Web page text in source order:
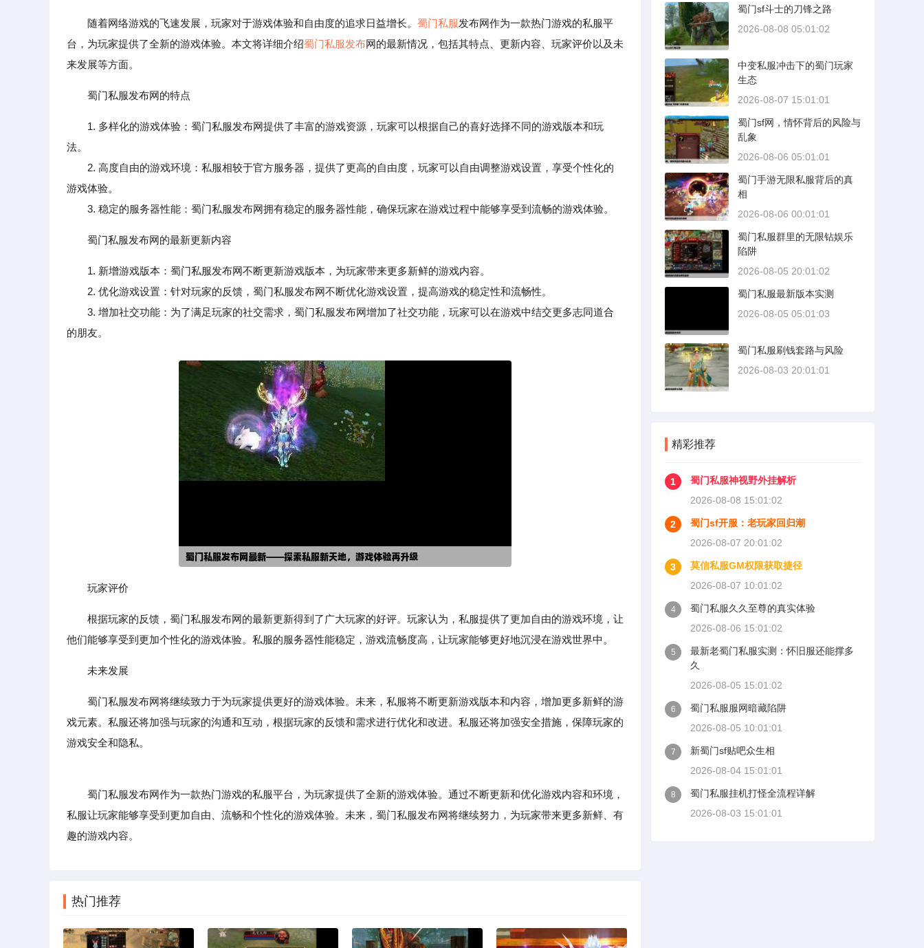
随着网络游戏的飞速发展，玩家对于游戏体验和自由度的追求日益增长。 蜀门私服发布网作为一款热门游戏的私服平
台，为玩家提供了全新的游戏体验。本文将详细介绍蜀门私服发布网的最新情况，包括其特点、更新内容、玩家评价以及未
来发展等方面。
蜀门私服发布网的特点
1. 多样化的游戏体验：蜀门私服发布网提供了丰富的游戏资源，玩家可以根据自己的喜好选择不同的游戏版本和玩
法。
2. 高度自由的游戏环境：私服相较于官方服务器，提供了更高的自由度，玩家可以自由调整游戏设置，享受个性化的
游戏体验。
3. 稳定的服务器性能：蜀门私服发布网拥有稳定的服务器性能，确保玩家在游戏过程中能够享受到流畅的游戏体验。
蜀门私服发布网的最新更新内容
1. 新增游戏版本：蜀门私服发布网不断更新游戏版本，为玩家带来更多新鲜的游戏内容。
2. 优化游戏设置：针对玩家的反馈，蜀门私服发布网不断优化游戏设置，提高游戏的稳定性和流畅性。
3. 增加社交功能：为了满足玩家的社交需求，蜀门私服发布网增加了社交功能，玩家可以在游戏中结交更多志同道合
的朋友。
玩家评价
根据玩家的反馈，蜀门私服发布网的最新更新得到了广大玩家的好评。玩家认为，私服提供了更加自由的游戏环境，让
他们能够享受到更加个性化的游戏体验。私服的服务器性能稳定，游戏流畅度高，让玩家能够更好地沉浸在游戏世界中。
未来发展
蜀门私服发布网将继续致力于为玩家提供更好的游戏体验。未来，私服将不断更新游戏版本和内容，增加更多新鲜的游
戏元素。私服还将加强与玩家的沟通和互动，根据玩家的反馈和需求进行优化和改进。私服还将加强安全措施，保障玩家的
游戏安全和隐私。
蜀门私服发布网作为一款热门游戏的私服平台，为玩家提供了全新的游戏体验。通过不断更新和优化游戏内容和环境，
私服让玩家能够享受到更加自由、流畅和个性化的游戏体验。未来，蜀门私服发布网将继续努力，为玩家带来更多新鲜、有
趣的游戏内容。
热门推荐
蜀门sf斗士的刀锋之路
2026-08-08 05:01:02
中变私服冲击下的蜀门玩家
生态
2026-08-07 15:01:01
蜀门sf网，情怀背后的风险与
乱象
2026-08-06 05:01:01
蜀门手游无限私服背后的真
相
2026-08-06 00:01:01
蜀门私服群里的无限钻娱乐
陷阱
2026-08-05 20:01:02
蜀门私服最新版本实测
2026-08-05 05:01:03
蜀门私服刷钱套路与风险
2026-08-03 20:01:01
精彩推荐
1
蜀门私服神视野外挂解析
2026-08-08 15:01:02
2
蜀门sf开服：老玩家回归潮
2026-08-07 20:01:02
3
莫信私服GM权限获取捷径
2026-08-07 10:01:02
4
蜀门私服久久至尊的真实体验
2026-08-06 15:01:02
5
最新老蜀门私服实测：怀旧服还能撑多
久
2026-08-05 15:01:02
6
蜀门私服服网暗藏陷阱
2026-08-05 10:01:01
7
新蜀门sf贴吧众生相
2026-08-04 15:01:01
8
蜀门私服挂机打怪全流程详解
2026-08-03 15:01:01